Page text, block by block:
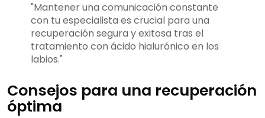
"Mantener una comunicación constante
con tu especialista es crucial para una
recuperación segura y exitosa tras el
tratamiento con ácido hialurónico en los
labios."
Consejos para una recuperación
óptima